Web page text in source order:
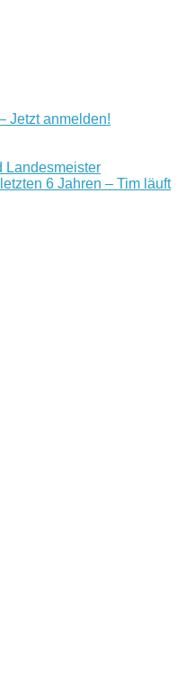
Jetzt anmelden!
Landesmeister
6 Jahren – Tim läuft